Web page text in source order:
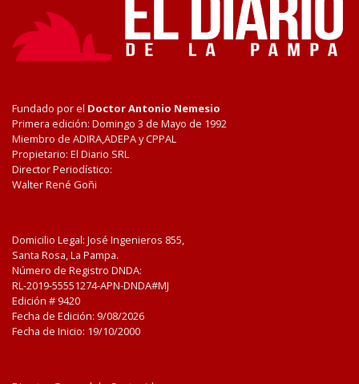
Fundado por el Doctor Antonio Nemesio
Primera edición: Domingo 3 de Mayo de 1992
Miembro de ADIRA,ADEPA y CPPAL
Propietario: El Diario SRL
Director Periodístico:
Walter René Goñi
Domicilio Legal: José Ingenieros 855,
Santa Rosa, La Pampa.
Número de Registro DNDA:
RL-2019-55551274-APN-DNDA#MJ
Edición # 9420
Fecha de Edición: 9/08/2026
Fecha de Inicio: 19/10/2000